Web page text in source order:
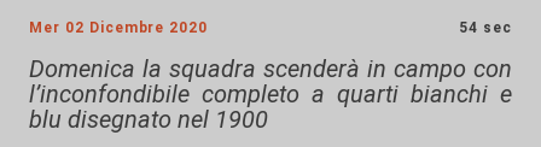
Mer 02 Dicembre 2020 54 sec
Domenica la squadra scenderà in campo con
l’inconfondibile completo a quarti bianchi e
blu disegnato nel 1900